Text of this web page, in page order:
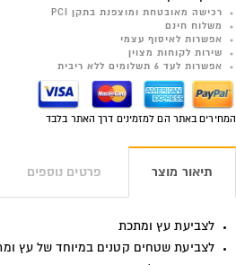
רכישה מאובטחת ומוצפנת בתקן PCI
משלוח חינם
אפשרות לאיסוף עצמי
שירות לקוחות מצוין
אפשרות לעד 6 תשלומים ללא ריבית
המחירים באתר הם למזמינים דרך האתר בלבד
תיאור מוצר פרטים נוספים
לצביעת עץ ומתכת
לצביעת שטחים קטנים במיוחד של עץ